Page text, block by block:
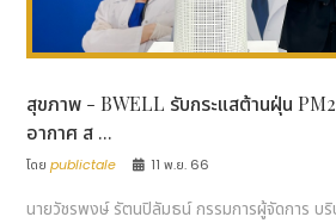
สุขภาพ - BWELL รับกระแสต้านฝุ่น
อากาศ ส ...
โดยpublictale 11 พ.ย. 66
นายวัชรพงษ์ รัตนปิลัมธน์ กรรมการผู้จัดการ บ